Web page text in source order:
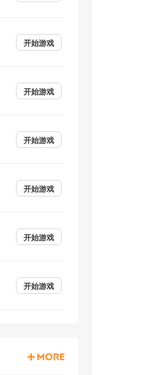
开始游戏
开始游戏
开始游戏
开始游戏
开始游戏
开始游戏